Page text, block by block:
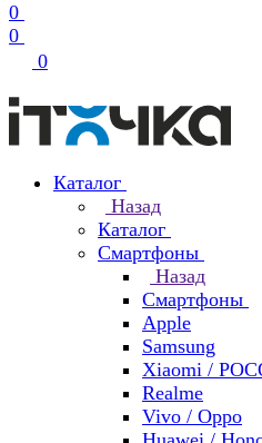
0
0
0
Каталог
Назад
Каталог
Смартфоны
Назад
Смартфоны
Apple
Samsung
Xiaomi /
Realme
Vivo / Oppo